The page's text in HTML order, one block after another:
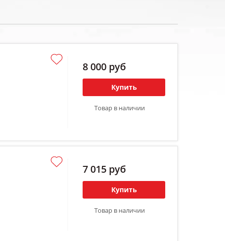
8 000 руб
Купить
Товар в наличии
7 015 руб
Купить
Товар в наличии